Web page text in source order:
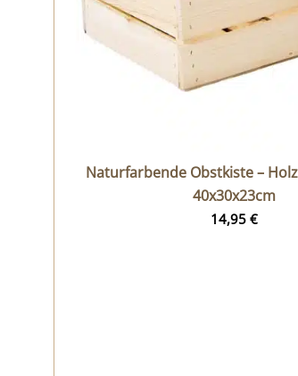
Naturfarbende Obstkiste –
40x30x23cm
14,95 €